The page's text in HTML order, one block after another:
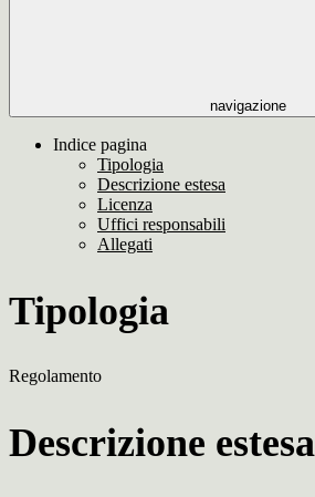
navigazione
Indice pagina
Tipologia
Descrizione estesa
Licenza
Uffici responsabili
Allegati
Tipologia
Regolamento
Descrizione estesa